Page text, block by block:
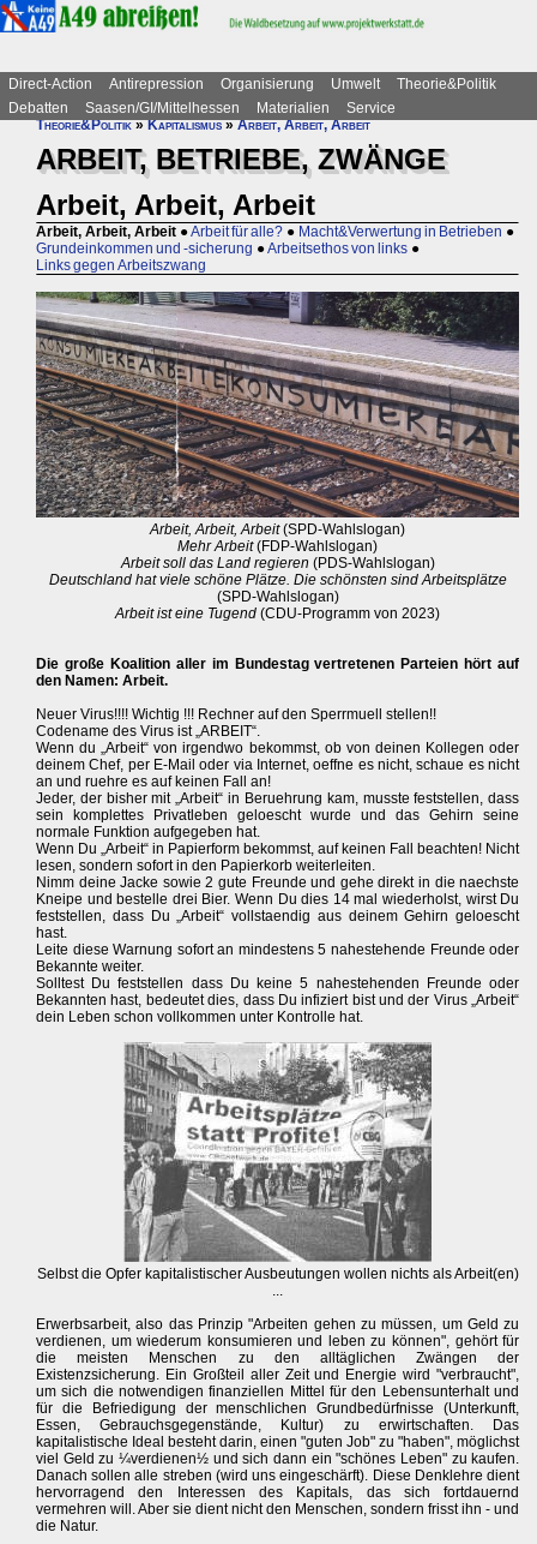
Direct-Action Antirepression Organisierung Umwelt
Theorie&Politik
Debatten
Saasen/GI/Mittelhessen Materialien
Service
Theorie&Politik»Kapitalismus»Arbeit, Arbeit, Arbeit
ARBEIT, BETRIEBE, ZWÄNGE
Arbeit, Arbeit, Arbeit
Arbeit, Arbeit, Arbeit ●Arbeit für alle? ● Macht&Verwertung in Betrieben ●
Grundeinkommen und -sicherung ●Arbeitsethos von links ●
Links gegen Arbeitszwang
Arbeit, Arbeit, Arbeit(SPD-Wahlslogan)
Mehr Arbeit(FDP-Wahlslogan)
Arbeit soll das Land regieren (PDS-Wahlslogan)
Deutschland hat viele schöne Plätze. Die schönsten sind Arbeitsplätze
(SPD-Wahlslogan)
Arbeit ist eine Tugend (CDU-Programm von 2023)
Die große Koalition aller im Bundestag vertretenen Parteien hört auf
den Namen: Arbeit.
Neuer Virus!!!! Wichtig !!! Rechner auf den Sperrmuell stellen!!
Codename des Virus ist „ARBEIT“.
Wenn du „Arbeit“ von irgendwo bekommst, ob von deinen Kollegen oder
deinem Chef, per E-Mail oder via Internet, oeffne es nicht, schaue es nicht
an und ruehre es auf keinen Fall an!
Jeder, der bisher mit „Arbeit“ in Beruehrung kam, musste feststellen, dass
sein komplettes Privatleben geloescht wurde und das Gehirn seine
normale Funktion aufgegeben hat.
Wenn Du „Arbeit“ in Papierform bekommst, auf keinen Fall beachten! Nicht
lesen, sondern sofort in den Papierkorb weiterleiten.
Nimm deine Jacke sowie 2 gute Freunde und gehe direkt in die naechste
Kneipe und bestelle drei Bier. Wenn Du dies 14 mal wiederholst, wirst Du
feststellen, dass Du „Arbeit“ vollstaendig aus deinem Gehirn geloescht
hast.
Leite diese Warnung sofort an mindestens 5 nahestehende Freunde oder
Bekannte weiter.
Solltest Du feststellen dass Du keine 5 nahestehenden Freunde oder
Bekannten hast, bedeutet dies, dass Du infiziert bist und der Virus „Arbeit“
dein Leben schon vollkommen unter Kontrolle hat.
Selbst die Opfer kapitalistischer Ausbeutungen wollen nichts als Arbeit(en)
...
Erwerbsarbeit, also das Prinzip "Arbeiten gehen zu müssen, um Geld zu
verdienen, um wiederum konsumieren und leben zu können", gehört für
die meisten Menschen zu den alltäglichen Zwängen der
Existenzsicherung. Ein Großteil aller Zeit und Energie wird "verbraucht",
um sich die notwendigen finanziellen Mittel für den Lebensunterhalt und
für die Befriedigung der menschlichen Grundbedürfnisse (Unterkunft,
Essen, Gebrauchsgegenstände, Kultur) zu erwirtschaften. Das
kapitalistische Ideal besteht darin, einen "guten Job" zu "haben", möglichst
viel Geld zu ¼verdienen½ und sich dann ein "schönes Leben" zu kaufen.
Danach sollen alle streben (wird uns eingeschärft). Diese Denklehre dient
hervorragend den Interessen des Kapitals, das sich fortdauernd
vermehren will. Aber sie dient nicht den Menschen, sondern frisst ihn - und
die Natur.